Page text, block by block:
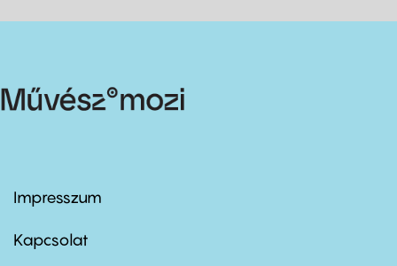
Footer
first
Impresszum
Kapcsolat